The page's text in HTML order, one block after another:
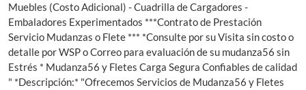
Muebles (Costo Adicional) - Cuadrilla de Cargadores -
Embaladores Experimentados ***Contrato de Prestación
Servicio Mudanzas o Flete *** *Consulte por su Visita sin costo o
detalle por WSP o Correo para evaluación de su mudanza56 sin
Estrés * Mudanza56 y Fletes Carga Segura Confiables de calidad
" *Descripción:* "Ofrecemos Servicios de Mudanza56 y Fletes